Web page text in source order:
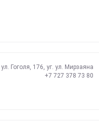
ул. Гоголя, 176, уг. ул. Мирзаяна
+7 727 378 73 80